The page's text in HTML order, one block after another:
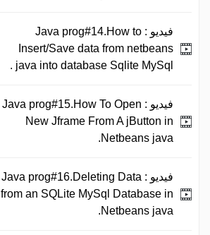
فيديو : Java prog#14.How to
Insert/Save data from netbeans
java into database Sqlite MySql .
فيديو : Java prog#15.How To Open
New Jframe From A jButton in
Netbeans java.
فيديو : Java prog#16.Deleting Data
from an SQLite MySql Database in
Netbeans java.